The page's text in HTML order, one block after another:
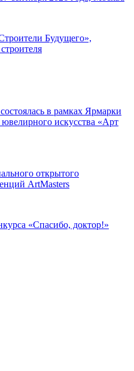
Будущего»,
в рамках Ярмарки
искусства «Арт
открытого
ArtMasters
«Cпасибо, доктор!»